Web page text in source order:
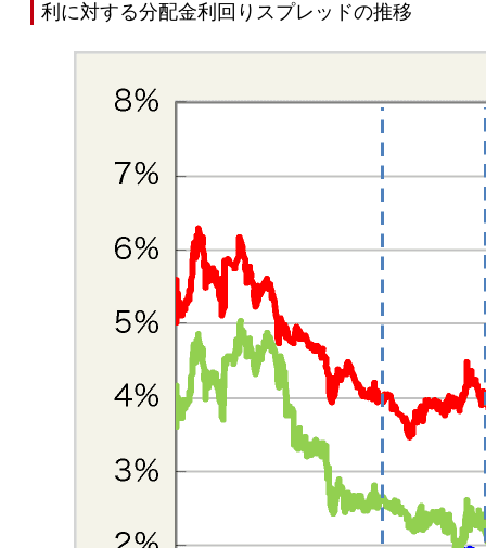
利に対する分配金利回りスプレッドの推移